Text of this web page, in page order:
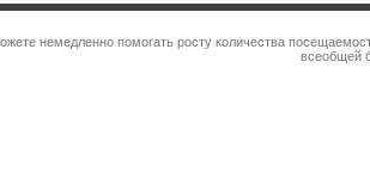
немедленно помогать росту количества
всеобщей